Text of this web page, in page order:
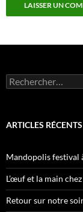
Rechercher :
ARTICLES RÉCENTS
Mandopolis festival
L’œuf et la main
Retour sur notre